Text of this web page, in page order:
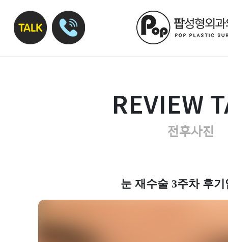
REVIEW
전후사진
눈 재수술 3주차 후기